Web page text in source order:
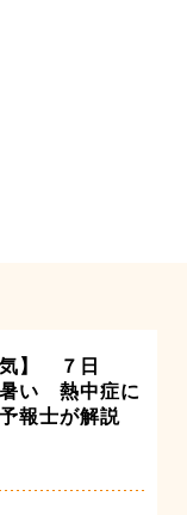
気】 ７日
暑い 熱中症に
報士が解説